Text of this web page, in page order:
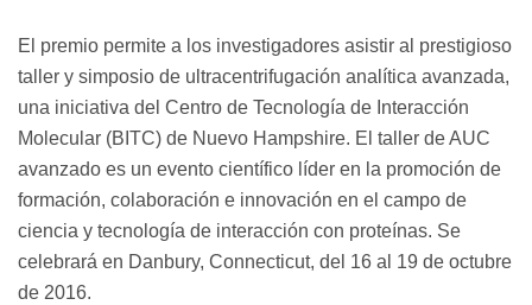
El premio permite a los investigadores asistir al prestigioso
taller y simposio de ultracentrifugación analítica avanzada,
una iniciativa del Centro de Tecnología de Interacción
Molecular (BITC) de Nuevo Hampshire. El taller de AUC
avanzado es un evento científico líder en la promoción de
formación, colaboración e innovación en el campo de
ciencia y tecnología de interacción con proteínas. Se
celebrará en Danbury, Connecticut, del 16 al 19 de octubre
de 2016.